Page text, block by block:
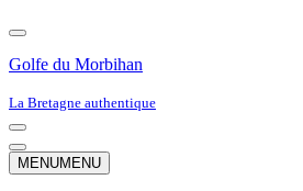
Golfe du Morbihan
La Bretagne authentique
Menu
de
navigation
Menu
de
MENUMENU